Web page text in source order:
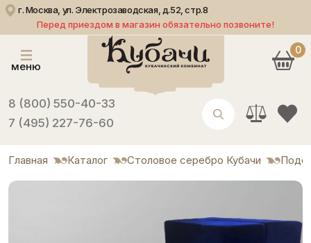
г. Москва, ул. Электрозаводская, д.52, стр.8
Перед приездом в магазин обязательно позвоните!
меню
8 (800) 550-40-33
7 (495) 227-76-60
0
Главная Каталог Столовое серебро Кубачи